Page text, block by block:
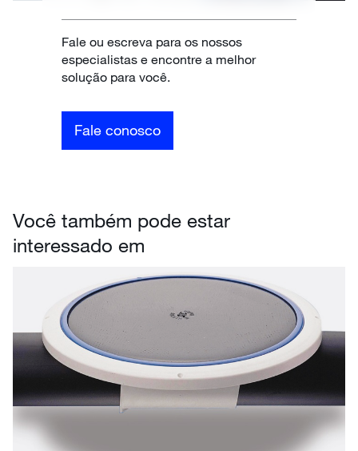
Fale ou escreva para os nossos
especialistas e encontre a melhor
solução para você.
Fale conosco
Você também pode estar
interessado em